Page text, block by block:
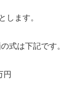
します。
式は下記です。
円